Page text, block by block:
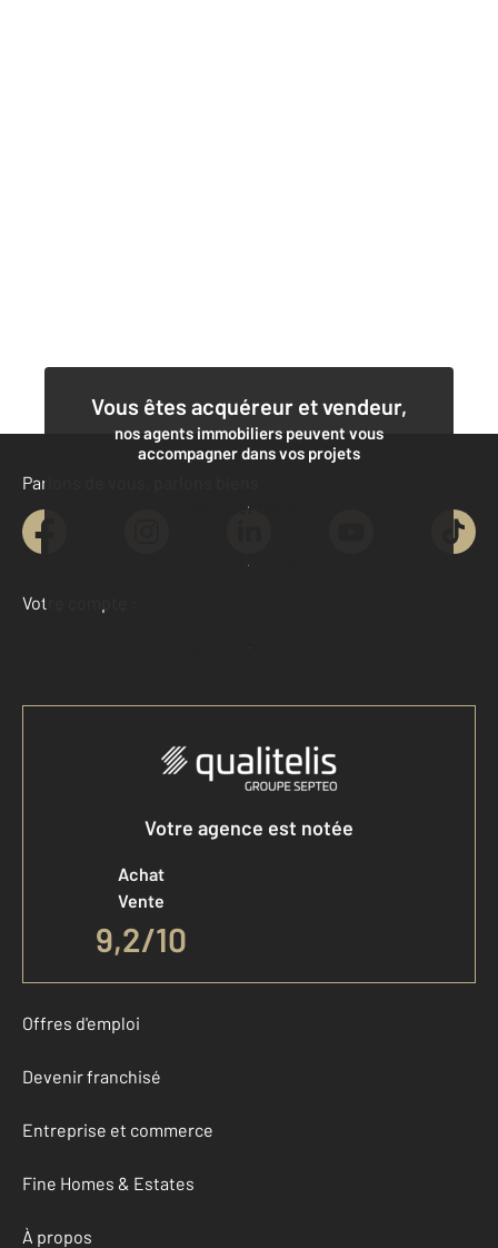
Vous êtes acquéreur et vendeur,
nos agents immobiliers peuvent vous
accompagner dans vos projets
Contacter l'agence
Demander une estimation
Parlons de vous, parlons biens
Votre compte :
Accéder à mon compte
Votre agence est notée
Achat
Vente
9,2/10
Offres d'emploi
Devenir franchisé
Entreprise et commerce
Fine Homes & Estates
À propos